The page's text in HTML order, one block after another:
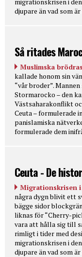
djupare än vad som
Så ritades
Muslimska
kallade honom sin
“vår broder”.
Stormarocko – den
Västsaharakonflikt
Ceuta – formulerade
panislamiska
formulerade dem
Ceuta - De
Migrationskrisen i
några dygn blivit ett
bägge sidor
liknas för “Cherry-
vara att hålla sig till
rimligt i tider med
migrationskrisen i
djupare än vad som